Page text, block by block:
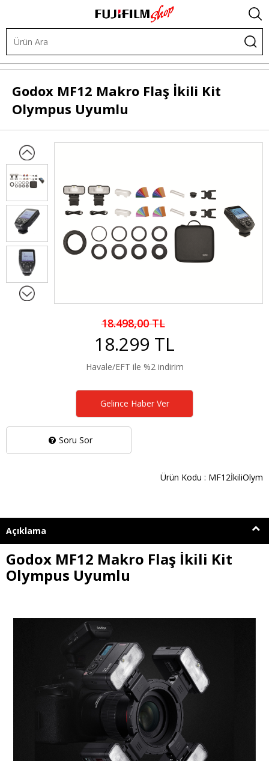
Godox MF12 Makro Flaş İkili Kit
Olympus Uyumlu
Soru Sor
18.498,00 TL
18.299 TL
Havale/EFT ile %2 indirim
Ürün Kodu : MF12İkiliOlym
Gelince Haber Ver
Açıklama
Godox MF12 Makro Flaş İkili Kit
Olympus Uyumlu